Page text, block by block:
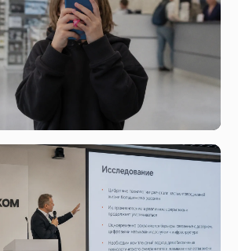
от идеи блокировки соцсетей